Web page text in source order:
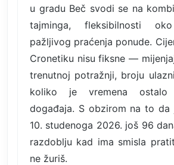
u gradu Beč svodi se na
tajminga, fleksibilnosti
pažljivog praćenja ponude.
Cronetiku nisu fiksne —
trenutnoj potražnji, broju
koliko je vremena
događaja. S obzirom na to da
10. studenoga 2026. još 96
razdoblju kad ima smisla
ne žuriš.